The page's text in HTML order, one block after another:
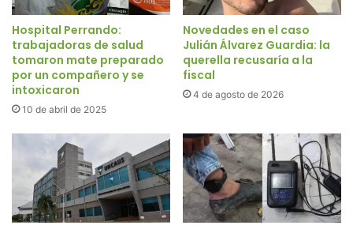
Hospital Perrando:
trabajadoras de salud
tomaron mate preparado
por un compañero y se
intoxicaron
10 de abril de 2025
Novedades en el caso
Julián Álvarez Guardia: la
querella recusaría a la
fiscal
4 de agosto de 2026